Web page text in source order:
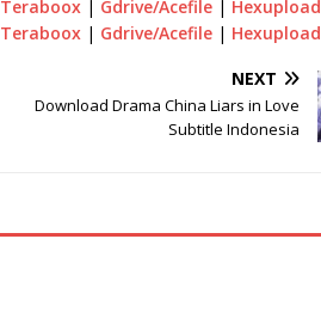
Teraboox| Gdrive/Acefile| Hexupload
Teraboox| Gdrive/Acefile| Hexupload
NEXT
Download Drama China Liars in Love
Subtitle Indonesia